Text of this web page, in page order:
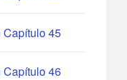
45
46